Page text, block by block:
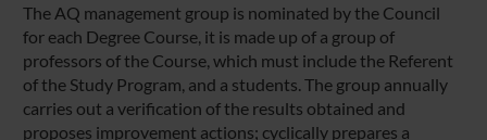
The AQ management group is nominated by the Council
for each Degree Course, it is made up of a group of
professors of the Course, which must include the Referent
of the Study Program, and a students. The group annually
carries out a verification of the results obtained and
proposes improvement actions; cyclically prepares a